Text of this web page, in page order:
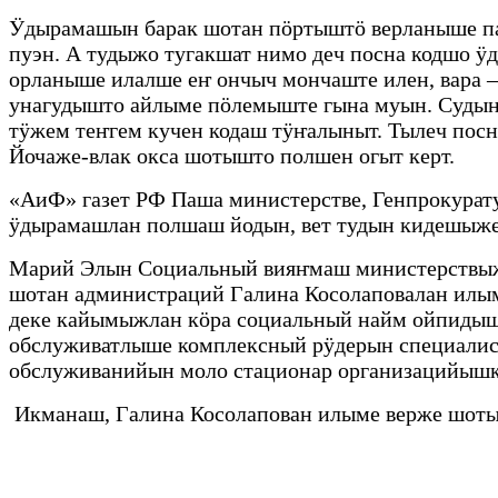
Ӱдырамашын барак шотан пӧртыштӧ верланыше
пуэн. А тудыжо тугакшат нимо деч посна кодшо
орланыше илалше еҥ ончыч мончаште илен,
унагудышто айлыме пӧлемыште гына муын.
тӱжем теҥгем кучен кодаш тӱҥалыныт. Тылеч
Йочаже-влак окса шотышто полшен огыт керт.
«АиФ» газет РФ Паша министерстве,
ӱдырамашлан полшаш йодын, вет тудын
Марий Элын Социальный вияҥмаш
шотан администраций Галина Косолаповалан
деке кайымыжлан кӧра социальный найм
обслуживатлыше комплексный рӱдерын
обслуживанийын моло стационар
Икманаш, Галина Косолапован илыме верже